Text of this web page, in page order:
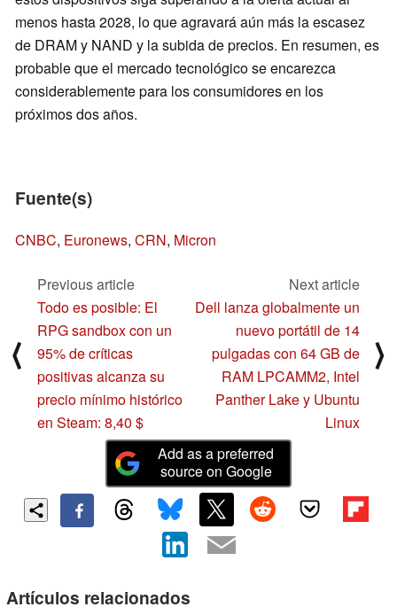
menos hasta 2028, lo que agravará aún más la escasez
de DRAM y NAND y la subida de precios. En resumen, es
probable que el mercado tecnológico se encarezca
considerablemente para los consumidores en los
próximos dos años.
Fuente(s)
CNBC, Euronews, CRN, Micron
⟨
Previous article
Todo es posible: El
RPG sandbox con un
95% de críticas
positivas alcanza su
precio mínimo histórico
en Steam: 8,40 $
Next article
Dell lanza globalmente un
nuevo portátil de 14
pulgadas con 64 GB de
RAM LPCAMM2, Intel
Panther Lake y Ubuntu
Linux
⟩
Add as a preferred
source on Google
Artículos relacionados